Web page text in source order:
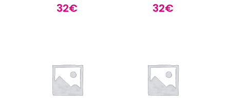
32€ 32€